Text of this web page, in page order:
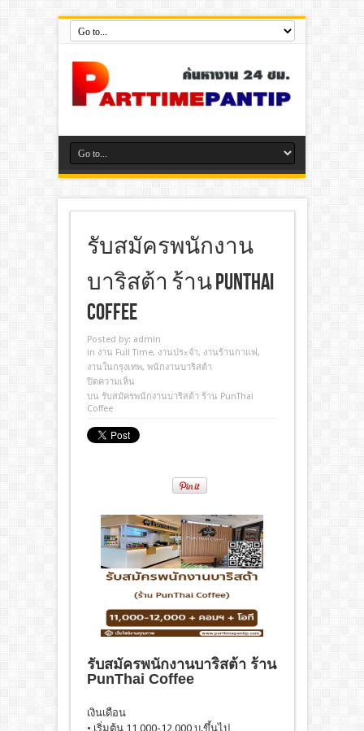
รับสมัครพนักงาน
บาริสต้า ร้าน PunThai
Coffee
Posted by: admin
in งาน Full Time, งานประจํา, งานร้านกาแฟ,
งานในกรุงเทพ, พนักงานบาริสต้า
ปิดความเห็น
บน รับสมัครพนักงานบาริสต้า ร้าน PunThai
Coffee
รับสมัครพนักงานบาริสต้า ร้าน
PunThai Coffee
เงินเดือน
• เริ่มต้น 11,000-12,000 บ.ขึ้นไป